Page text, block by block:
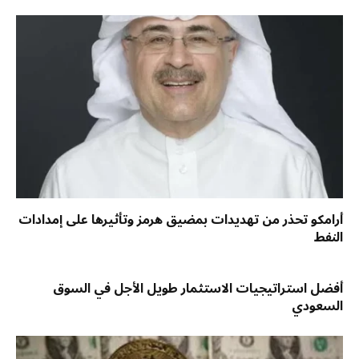
أرامكو تحذر من تهديدات بمضيق هرمز وتأثيرها على إمدادات
النفط
أفضل استراتيجيات الاستثمار طويل الأجل في السوق
السعودي